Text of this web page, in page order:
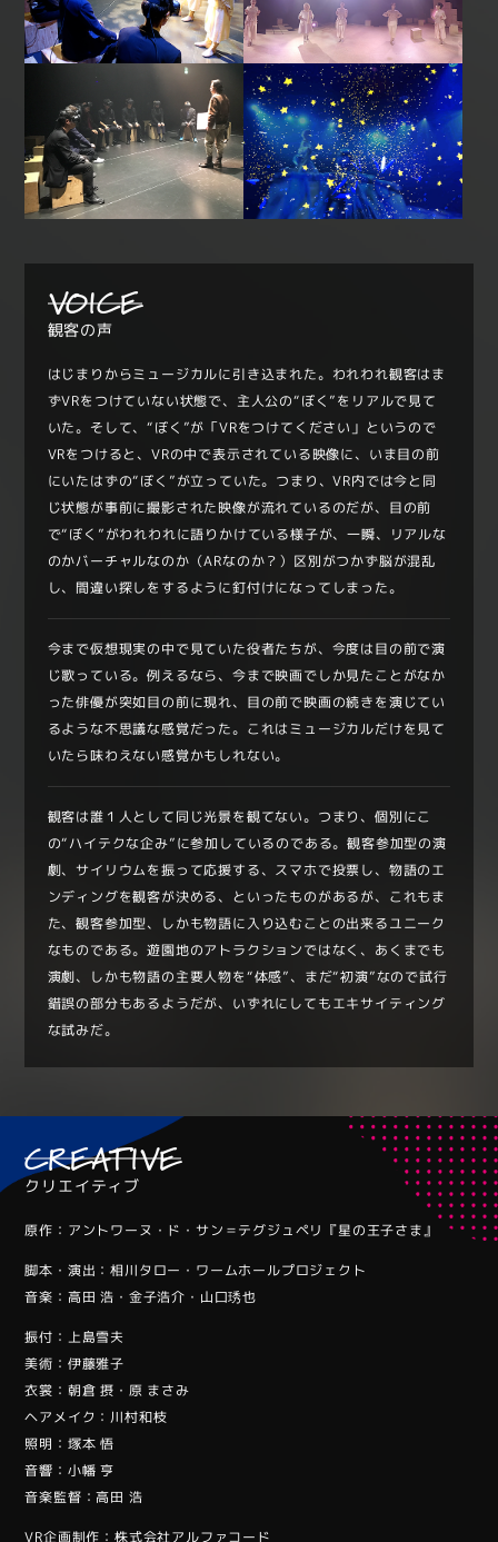
VOICE
観客の声
はじまりからミュージカルに引き込まれた。われわれ観客はま
ずVRをつけていない状態で、主人公の“ぼく”をリアルで見て
いた。そして、“ぼく”が「VRをつけてください」というので
VRをつけると、VRの中で表示されている映像に、いま目の前
にいたはずの“ぼく”が立っていた。つまり、VR内では今と同
じ状態が事前に撮影された映像が流れているのだが、目の前
で“ぼく”がわれわれに語りかけている様子が、一瞬、リアルな
のかバーチャルなのか（ARなのか？）区別がつかず脳が混乱
し、間違い探しをするように釘付けになってしまった。
今まで仮想現実の中で見ていた役者たちが、今度は目の前で演
じ歌っている。例えるなら、今まで映画でしか見たことがなか
った俳優が突如目の前に現れ、目の前で映画の続きを演じてい
るような不思議な感覚だった。これはミュージカルだけを見て
いたら味わえない感覚かもしれない。
観客は誰１人として同じ光景を観てない。つまり、個別にこ
の“ハイテクな企み”に参加しているのである。観客参加型の演
劇、サイリウムを振って応援する、スマホで投票し、物語のエ
ンディングを観客が決める、といったものがあるが、これもま
た、観客参加型、しかも物語に入り込むことの出来るユニーク
なものである。遊園地のアトラクションではなく、あくまでも
演劇、しかも物語の主要人物を“体感”、まだ“初演”なので試行
錯誤の部分もあるようだが、いずれにしてもエキサイティング
な試みだ。
CREATIVE
クリエイティブ
原作：アントワーヌ・ド・サン＝テグジュペリ『星の王子さま』
脚本・演出：相川タロー・ワームホールプロジェクト
音楽：高田 浩・金子浩介・山口琇也
振付：上島雪夫
美術：伊藤雅子
衣裳：朝倉 摂・原 まさみ
ヘアメイク：川村和枝
照明：塚本 悟
音響：小幡 亨
音楽監督：高田 浩
VR企画制作：株式会社アルファコード